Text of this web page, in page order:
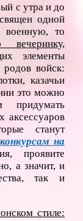
с утра и до
одной
военную, то
вечеринку,
элементы
войск:
казачьи
это можно
придумать
аксессуаров
станут
конкурсам на
проявите
а значит, и
так и
стиле: